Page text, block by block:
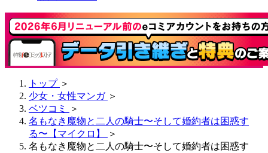
トップ ＞
少女・女性マンガ ＞
ベツコミ
＞
名もなき魔物と二人の騎士〜そして婚約者は困惑す
る〜【マイクロ】
＞
名もなき魔物と二人の騎士〜そして婚約者は困惑す